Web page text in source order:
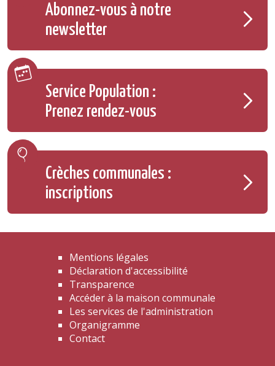
Abonnez-vous à notre
newsletter
Service Population :
Prenez rendez-vous
Crèches communales :
inscriptions
Mentions légales
Déclaration d'accessibilité
Transparence
Accéder à la maison communale
Les services de l'administration
Organigramme
Contact